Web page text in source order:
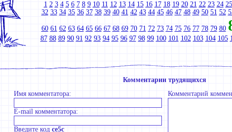
1 2 3 4 5 6 7 8 9 10 11 12 13 14 15 16 17 18 19 20 21 22 23 24 25
32 33 34 35 36 37 38 39 40 41 42 43 44 45 46 47 48 49 50 51 52
60 61 62 63 64 65 66 67 68 69 70 71 72 73 74 75 76 77 78 79 80
87 88 89 90 91 92 93 94 95 96 97 98 99 100 101 102 103 104 105
Комментарии трудящихся
Имя комментатора:
E-mail комментатора:
Введите код ce5c
Комментарий